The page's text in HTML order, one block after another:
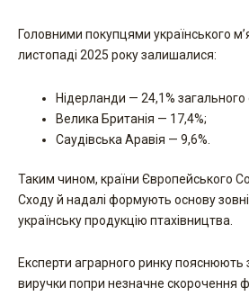
Головними покупцями українського
листопаді 2025 року залишалися:
Нідерланди — 24,1% загального
Велика Британія — 17,4%;
Саудівська Аравія — 9,6%.
Таким чином, країни Європейського
Сходу й надалі формують основу
українську продукцію птахівництва.
Експерти аграрного ринку пояснюють
виручки попри незначне скорочення